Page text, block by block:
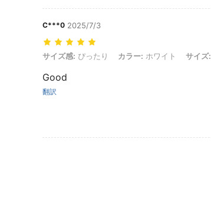
C***0 2025/7/3
サイズ感: ぴったり, カラー: ホワイト, サイズ: 9-12M
サイズ感: ぴったり カラー: ホワイト サイズ:
Good
翻訳